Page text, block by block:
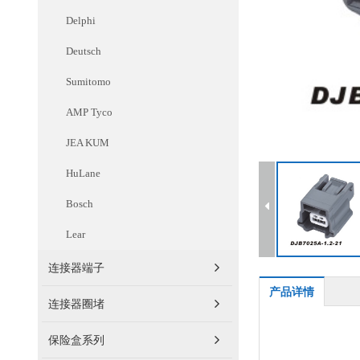
Delphi
Deutsch
Sumitomo
AMP Tyco
JEA KUM
HuLane
Bosch
Lear
连接器端子
连接器圈堵
保险盒系列
新能源汽车中连接器需求增多
随着智能化程度越来越高，汽车中各部
载高速连接器市场的快速扩张，同时连
接器下游领域中占比较高的汽车领域新
器应用数量或将有望...
产品详情